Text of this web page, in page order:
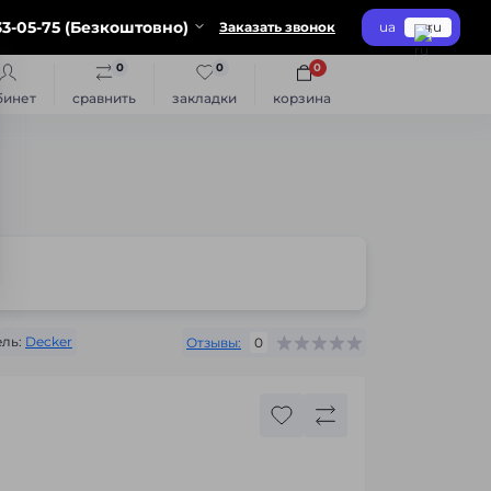
05-75 (Безкоштовно) Заказать звонок ua ru
сравнить
0
закладки
0
корзина
0
Decker Отзывы: 0